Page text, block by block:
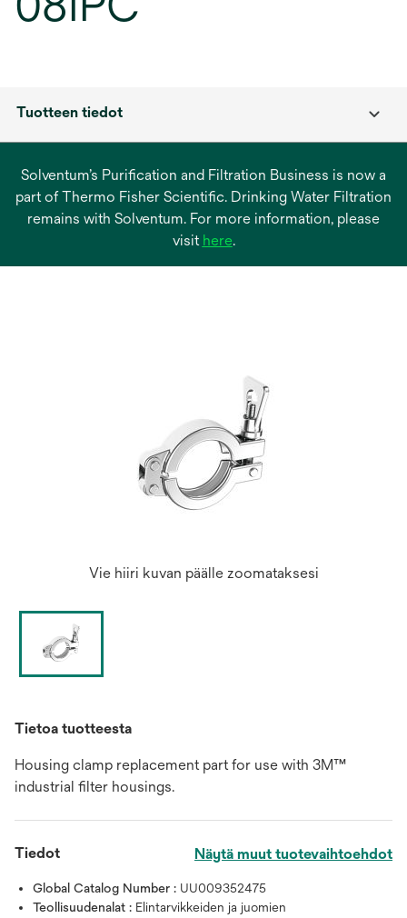
Tuotteen tiedot
Solventum’s Purification and Filtration Business is now a
part of Thermo Fisher Scientific. Drinking Water Filtration
remains with Solventum. For more information, please
visit hereopens
.
Vie hiiri kuvan päälle zoomataksesi
Tietoa tuotteesta
Housing clamp replacement part for use with 3M™
industrial filter housings.
Tiedot Näytä muut tuotevaihtoehdot
Global Catalog Number : UU009352475
Teollisuudenalat : Elintarvikkeiden ja juomien